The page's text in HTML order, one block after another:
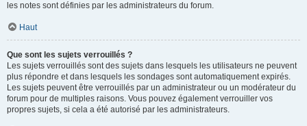
les notes sont définies par les administrateurs du forum.
Haut
Que sont les sujets verrouillés ?
Les sujets verrouillés sont des sujets dans lesquels les utilisateurs ne peuvent
plus répondre et dans lesquels les sondages sont automatiquement expirés.
Les sujets peuvent être verrouillés par un administrateur ou un modérateur du
forum pour de multiples raisons. Vous pouvez également verrouiller vos
propres sujets, si cela a été autorisé par les administrateurs.